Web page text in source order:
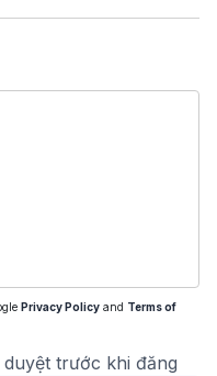
Privacy Policy and Terms of
trước khi đăng